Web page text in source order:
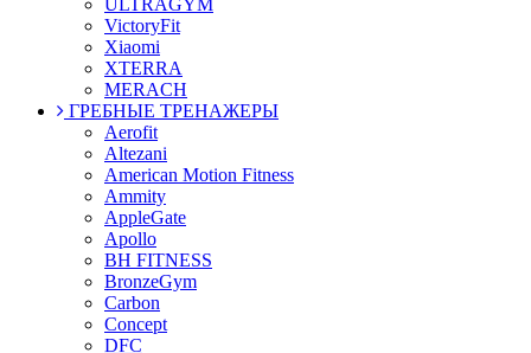
ULTRAGYM
VictoryFit
Xiaomi
XTERRA
MERACH
ГРЕБНЫЕ ТРЕНАЖЕРЫ
Aerofit
Altezani
American Motion Fitness
Ammity
AppleGate
Apollo
BH FITNESS
BronzeGym
Carbon
Concept
DFC